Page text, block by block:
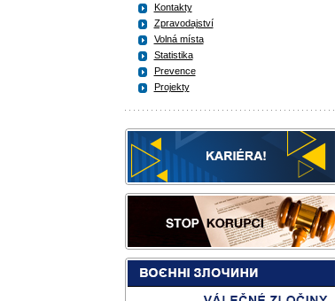
Kontakty
Zpravodajství
Volná místa
Statistika
Prevence
Projekty